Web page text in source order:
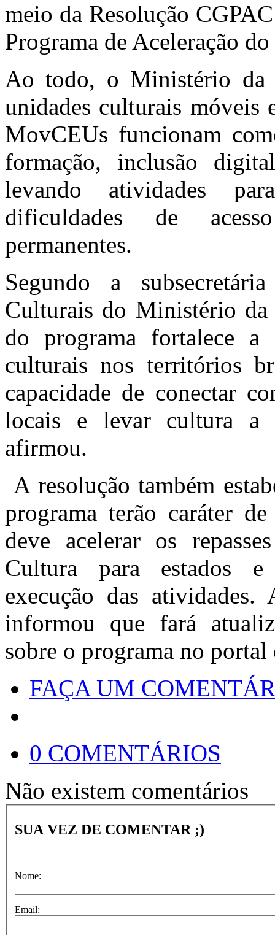
meio da Resolução
Programa de Aceleração
Ao todo, o Ministério da
unidades culturais móveis
MovCEUs funcionam
formação, inclusão
levando atividades
dificuldades de
permanentes.
Segundo a
Culturais do Ministério
do programa fortalece a
culturais nos territórios
capacidade de conectar
locais e levar cultura a
afirmou.
A resolução também
programa terão caráter
deve acelerar os
Cultura para estados e
execução das
informou que fará
sobre o programa no
FAÇA UM
0 COMENTÁRIOS
Não existem comentários
SUA VEZ DE COMENTAR ;)
Nome:
Email: